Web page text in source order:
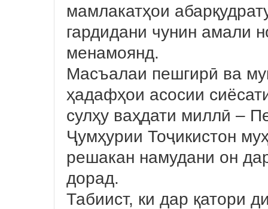
мамлакатҳои
гардидани чунин амали
менамоянд.
Масъалаи пешгирӣ ва
ҳадафҳои асосии
сулҳу ваҳдати миллӣ –
Ҷумҳурии Тоҷикистон
решакан намудани он
дорад.
Табиист, ки дар қатори